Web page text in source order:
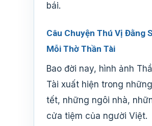
bái.
Câu Chuyện Thú Vị Đằng
Mỗi Thờ Thần Tài
Bao đời nay, hình ảnh
Tài xuất hiện trong
tết, những ngôi nhà,
cửa tiệm của người Việt.